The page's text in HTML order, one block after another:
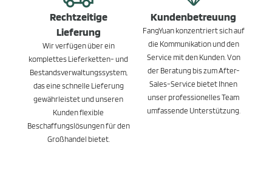
Rechtzeitige
Lieferung
Wir verfügen über ein
komplettes Lieferketten- und
Bestandsverwaltungssystem,
das eine schnelle Lieferung
gewährleistet und unseren
Kunden flexible
Beschaffungslösungen für den
Großhandel bietet.
Kundenbetreuung
FangYuan konzentriert sich auf
die Kommunikation und den
Service mit den Kunden. Von
der Beratung bis zum After-
Sales-Service bietet Ihnen
unser professionelles Team
umfassende Unterstützung.